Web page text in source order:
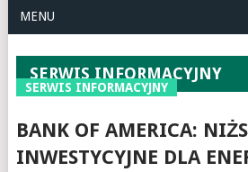
MENU
SERWIS INFORMACYJNY
BANK OF AMERICA:
INWESTYCYJNE DLA
SERWIS INFORMACYJNY